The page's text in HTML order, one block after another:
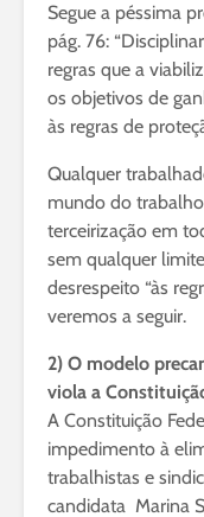
Segue a péssima
pág. 76:
regras que a
os objetivos de
às regras de
Qualquer
mundo do
terceirização em
sem qualquer
desrespeito “às
veremos a seguir.
2) O modelo
viola a
A Constituição
impedimento à
trabalhistas e
candidata Marina